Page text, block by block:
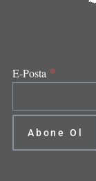
E-Posta *